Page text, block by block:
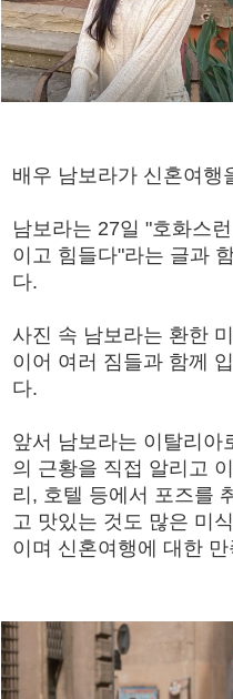
배우 남보라가 신혼여행
남보라는 27일 "호화스
이고 힘들다"라는 글과
다.
사진 속 남보라는 환한
이어 여러 짐들과 함께
다.
앞서 남보라는 이탈리아
의 근황을 직접 알리고
리, 호텔 등에서 포즈를
고 맛있는 것도 많은 미
이며 신혼여행에 대한